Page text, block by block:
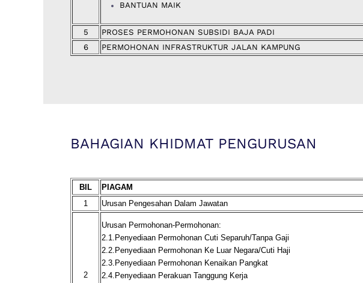
BANTUAN MAIK
5 PROSES PERMOHONAN SUBSIDI BAJA PADI
6
PERMOHONAN INFRASTRUKTUR JALAN KAMPUNG
BAHAGIAN KHIDMAT PENGURUSAN
BIL PIAGAM
1
Urusan Pengesahan Dalam Jawatan
2
Urusan Permohonan-Permohonan:
2.1.Penyediaan Permohonan Cuti Separuh/Tanpa Gaji
2.2.Penyediaan Permohonan Ke Luar Negara/Cuti Haji
2.3.Penyediaan Permohonan Kenaikan Pangkat
2.4.Penyediaan Perakuan Tanggung Kerja